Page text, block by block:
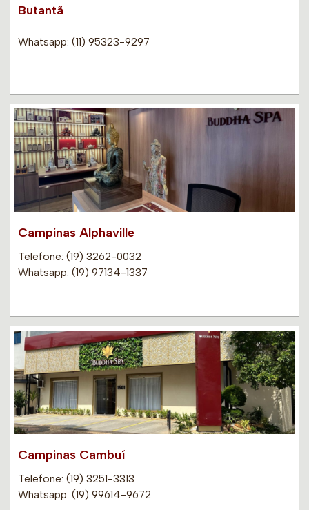
Butantã
Whatsapp: (11) 95323-9297
Campinas Alphaville
Telefone: (19) 3262-0032
Whatsapp: (19) 97134-1337
Campinas Cambuí
Telefone: (19) 3251-3313
Whatsapp: (19) 99614-9672